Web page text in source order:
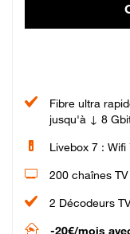
Fibre ultra
jusqu'à ↓ 8
Livebox 7 :
200 chaînes
2 Décodeurs
-20€/mois